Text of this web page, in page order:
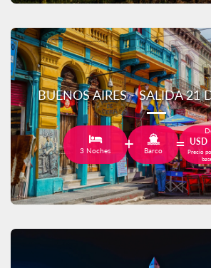
BUENOS AIRES - SALIDA 21
3 Noches Barco
USD
Precio